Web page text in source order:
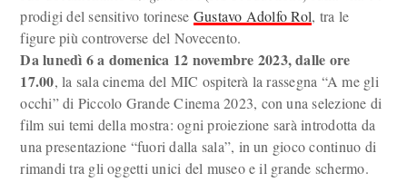
prodigi del sensitivo torinese Gustavo Adolfo Rol, tra le
figure più controverse del Novecento.
Da lunedì 6 a domenica 12 novembre 2023, dalle ore
17.00, la sala cinema del MIC ospiterà la rassegna “A me gli
occhi” di Piccolo Grande Cinema 2023, con una selezione di
film sui temi della mostra: ogni proiezione sarà introdotta da
una presentazione “fuori dalla sala”, in un gioco continuo di
rimandi tra gli oggetti unici del museo e il grande schermo.